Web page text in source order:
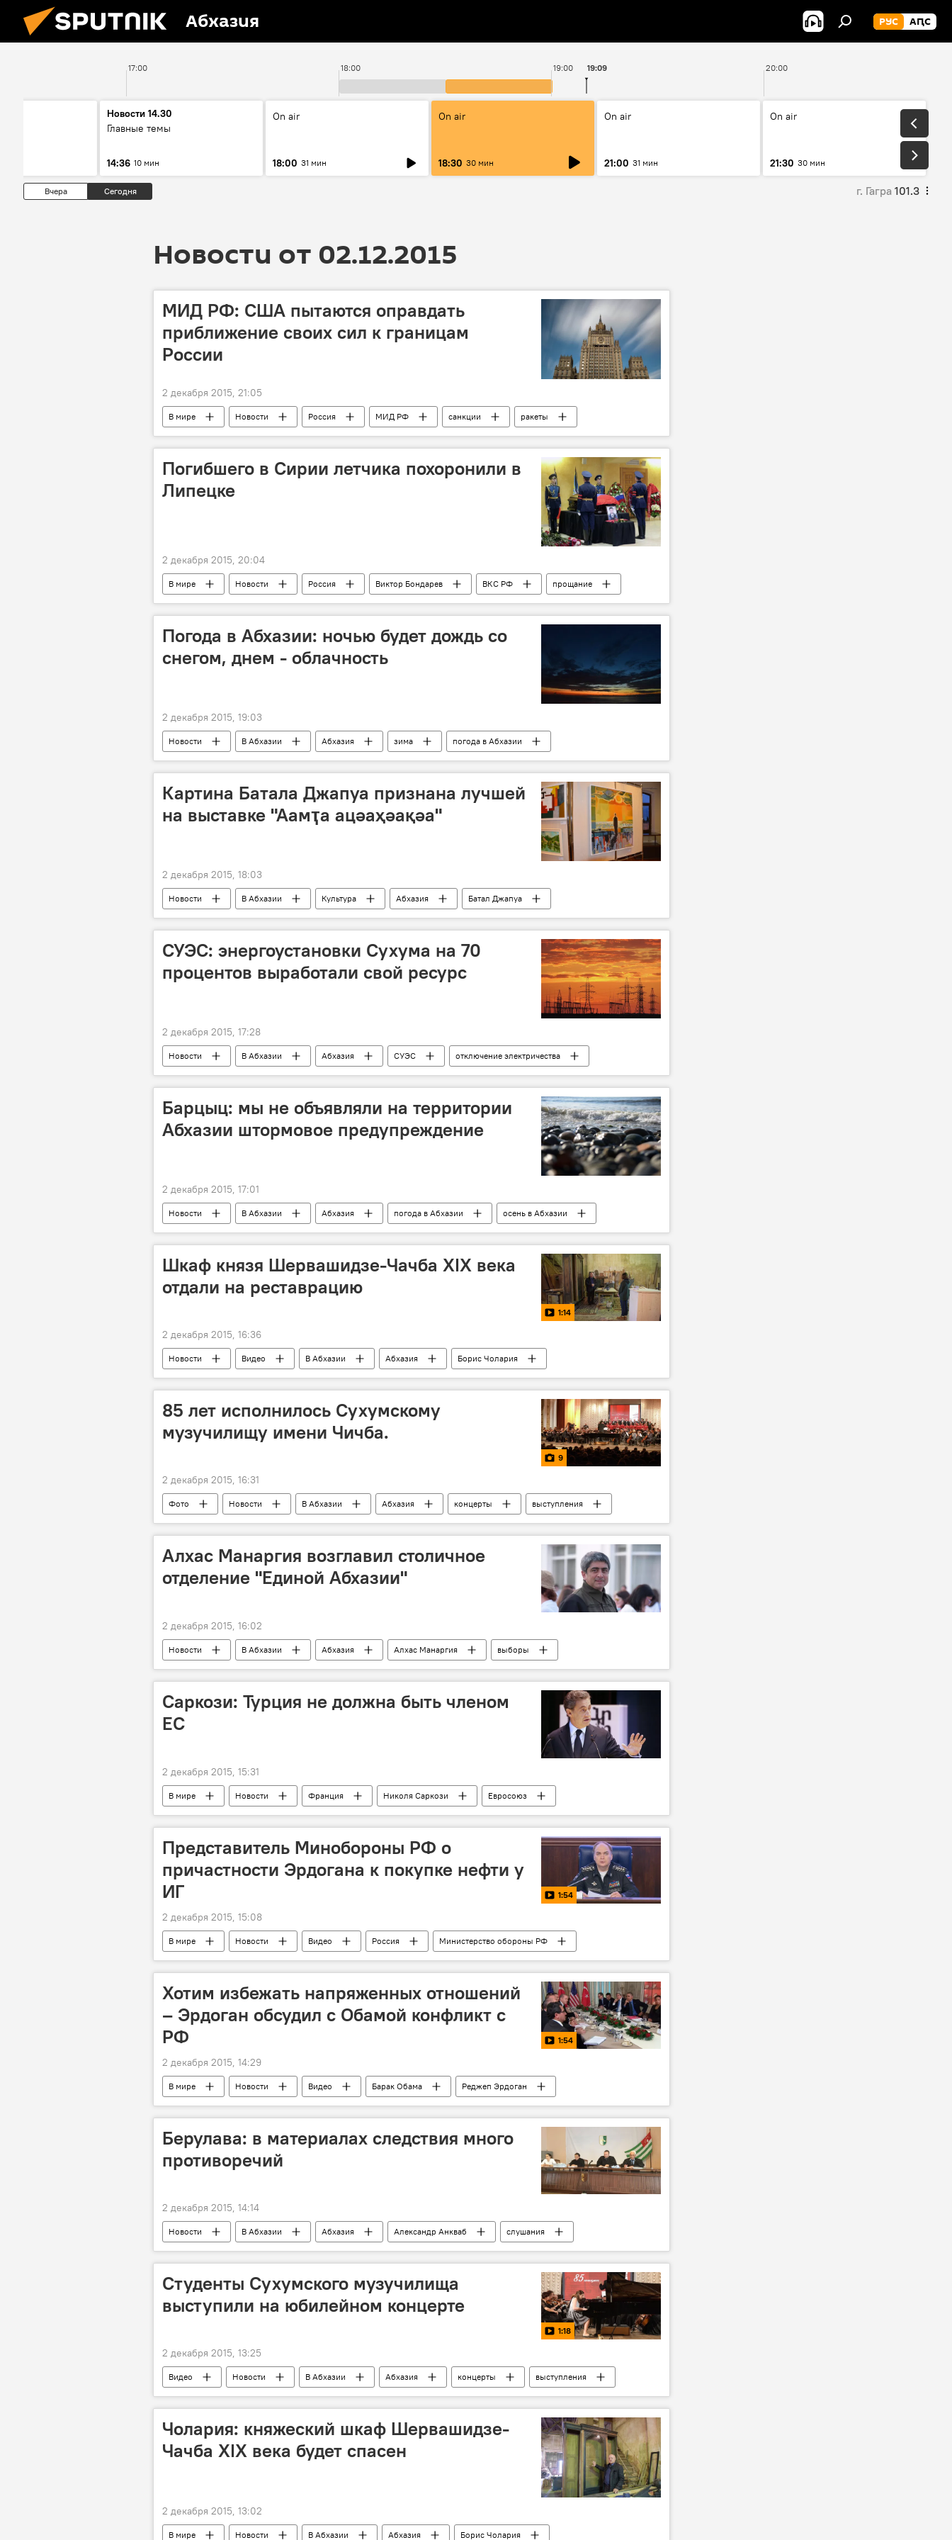
Абхазия РУС АԤС
17:00 18:00 19:00 20:00
19:09
Новости 14.30
Главные темы
14:36 10 мин
On air
18:00 31 мин
On air
18:30 30 мин
On air
21:00 31 мин
On air
21:30 30 мин
Вчера Сегодня г. Гагра 101.3
Новости от 02.12.2015
МИД РФ: США пытаются оправдать
приближение своих сил к границам
России
2 декабря 2015, 21:05
В мире Новости Россия МИД РФ санкции
ракеты
соглашения
Погибшего в Сирии летчика похоронили в
Липецке
2 декабря 2015, 20:04
В мире Новости Россия Виктор Бондарев ВКС РФ
прощание
летчики
погибшие Сбитый Турцией Су-24 России
Погода в Абхазии: ночью будет дождь со
снегом, днем - облачность
2 декабря 2015, 19:03
Новости В Абхазии Абхазия зима
погода в Абхазии
Отдых в Абхазии
Картина Батала Джапуа признана лучшей
на выставке "Аамҭа ацәаҳәақәа"
2 декабря 2015, 18:03
Новости В Абхазии Культура Абхазия
Батал Джапуа
картины
художники выставки
СУЭС: энергоустановки Сухума на 70
процентов выработали свой ресурс
2 декабря 2015, 17:28
Новости В Абхазии Абхазия СУЭС
отключение электричества
ремонт
электричество Энергетическая отрасль Абхазии
Барцыц: мы не объявляли на территории
Абхазии штормовое предупреждение
2 декабря 2015, 17:01
Новости В Абхазии Абхазия погода в Абхазии
осень в Абхазии
Отдых в Абхазии
Шкаф князя Шервашидзе-Чачба XIX века
отдали на реставрацию
1:14
2 декабря 2015, 16:36
Новости Видео В Абхазии Абхазия
Борис Чолария
культурное наследие
реставрация мебель
85 лет исполнилось Сухумскому
музучилищу имени Чичба.
9
2 декабря 2015, 16:31
Фото Новости В Абхазии Абхазия концерты
выступления
юбилей
Алхас Манаргия возглавил столичное
отделение "Единой Абхазии"
2 декабря 2015, 16:02
Новости В Абхазии Абхазия Алхас Манаргия
выборы
руководители
партии
Саркози: Турция не должна быть членом
ЕС
2 декабря 2015, 15:31
В мире Новости Франция Николя Саркози
Евросоюз
визовый режим
соглашения Турция
Представитель Минобороны РФ о
причастности Эрдогана к покупке нефти у
ИГ
1:54
2 декабря 2015, 15:08
В мире Новости Видео Россия
Министерство обороны РФ
выступления
заявления
Хотим избежать напряженных отношений
– Эрдоган обсудил с Обамой конфликт с
РФ
1:54
2 декабря 2015, 14:29
В мире Новости Видео Барак Обама
Реджеп Эрдоган
межгосударственные отношения
договоренности переговоры Турция
Берулава: в материалах следствия много
противоречий
2 декабря 2015, 14:14
Новости В Абхазии Абхазия Александр Анкваб
слушания
доказательства
Дело о покушении на Александра Анкваба Суд
Студенты Сухумского музучилища
выступили на юбилейном концерте
1:18
2 декабря 2015, 13:25
Видео Новости В Абхазии Абхазия концерты
выступления
юбилей
Чолария: княжеский шкаф Шервашидзе-
Чачба XIX века будет спасен
2 декабря 2015, 13:02
В мире Новости В Абхазии Абхазия Борис Чолария